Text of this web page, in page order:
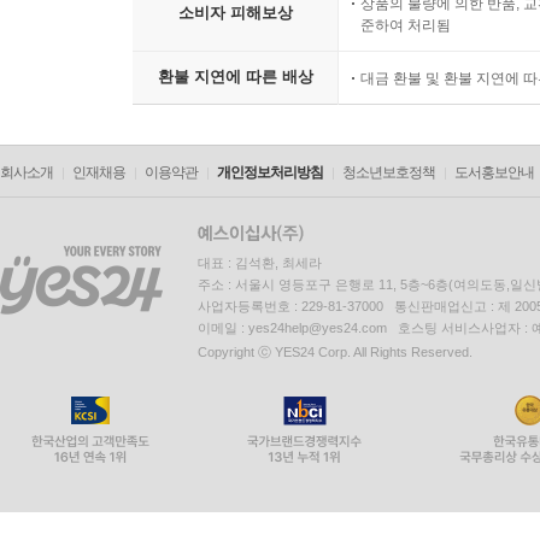
소비자 피해보상
상품의 불량에 의한 반품,
준하여 처리됨
환불 지연에 따른 배상 대금 환불 및 환불 지연에
회사소개 인재채용 이용약관 개인정보처리방침 청소년보호정책 도서홍보안내
대표 : 김석환, 최세라
주소 : 서울시 영등포구 은행로 11, 5층~6층(여의도동,일신
사업자등록번호 : 229-81-37000 통신판매업신고 : 제
이메일 : yes24help@yes24.com 호스팅 서비스사업자 :
Copyright ⓒ YES24 Corp. All Rights Reserved.